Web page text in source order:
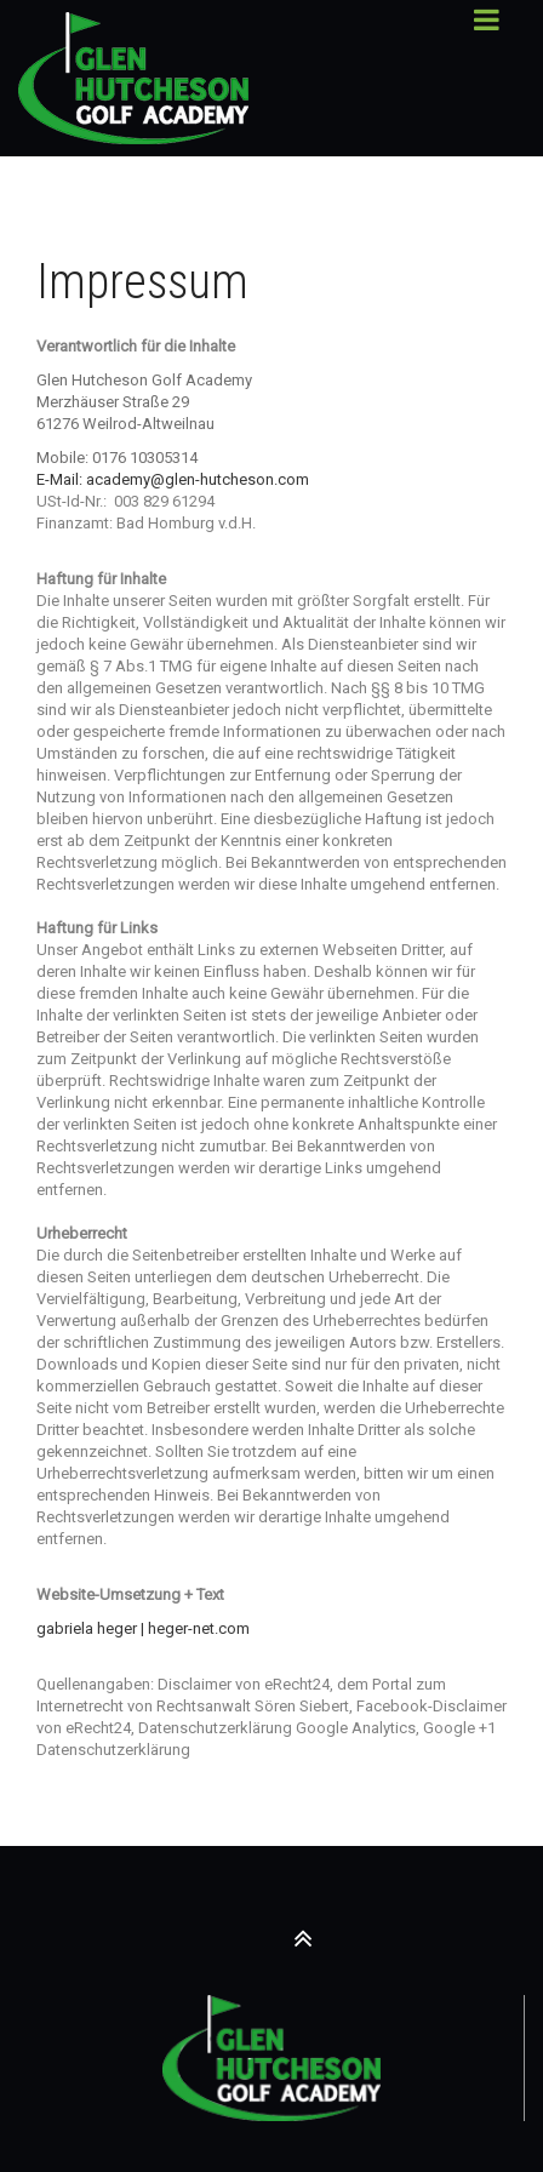
Impressum
Verantwortlich für die Inhalte
Glen Hutcheson Golf Academy
Merzhäuser Straße 29
61276 Weilrod-Altweilnau
Mobile: 0176 10305314
E-Mail: academy@glen-hutcheson.com
USt-Id-Nr.: 003 829 61294
Finanzamt: Bad Homburg v.d.H.
Haftung für Inhalte
Die Inhalte unserer Seiten wurden mit größter Sorgfalt erstellt. Für
die Richtigkeit, Vollständigkeit und Aktualität der Inhalte können wir
jedoch keine Gewähr übernehmen. Als Diensteanbieter sind wir
gemäß § 7 Abs.1 TMG für eigene Inhalte auf diesen Seiten nach
den allgemeinen Gesetzen verantwortlich. Nach §§ 8 bis 10 TMG
sind wir als Diensteanbieter jedoch nicht verpflichtet, übermittelte
oder gespeicherte fremde Informationen zu überwachen oder nach
Umständen zu forschen, die auf eine rechtswidrige Tätigkeit
hinweisen. Verpflichtungen zur Entfernung oder Sperrung der
Nutzung von Informationen nach den allgemeinen Gesetzen
bleiben hiervon unberührt. Eine diesbezügliche Haftung ist jedoch
erst ab dem Zeitpunkt der Kenntnis einer konkreten
Rechtsverletzung möglich. Bei Bekanntwerden von entsprechenden
Rechtsverletzungen werden wir diese Inhalte umgehend entfernen.
Haftung für Links
Unser Angebot enthält Links zu externen Webseiten Dritter, auf
deren Inhalte wir keinen Einfluss haben. Deshalb können wir für
diese fremden Inhalte auch keine Gewähr übernehmen. Für die
Inhalte der verlinkten Seiten ist stets der jeweilige Anbieter oder
Betreiber der Seiten verantwortlich. Die verlinkten Seiten wurden
zum Zeitpunkt der Verlinkung auf mögliche Rechtsverstöße
überprüft. Rechtswidrige Inhalte waren zum Zeitpunkt der
Verlinkung nicht erkennbar. Eine permanente inhaltliche Kontrolle
der verlinkten Seiten ist jedoch ohne konkrete Anhaltspunkte einer
Rechtsverletzung nicht zumutbar. Bei Bekanntwerden von
Rechtsverletzungen werden wir derartige Links umgehend
entfernen.
Urheberrecht
Die durch die Seitenbetreiber erstellten Inhalte und Werke auf
diesen Seiten unterliegen dem deutschen Urheberrecht. Die
Vervielfältigung, Bearbeitung, Verbreitung und jede Art der
Verwertung außerhalb der Grenzen des Urheberrechtes bedürfen
der schriftlichen Zustimmung des jeweiligen Autors bzw. Erstellers.
Downloads und Kopien dieser Seite sind nur für den privaten, nicht
kommerziellen Gebrauch gestattet. Soweit die Inhalte auf dieser
Seite nicht vom Betreiber erstellt wurden, werden die Urheberrechte
Dritter beachtet. Insbesondere werden Inhalte Dritter als solche
gekennzeichnet. Sollten Sie trotzdem auf eine
Urheberrechtsverletzung aufmerksam werden, bitten wir um einen
entsprechenden Hinweis. Bei Bekanntwerden von
Rechtsverletzungen werden wir derartige Inhalte umgehend
entfernen.
Website-Umsetzung + Text
gabriela heger | heger-net.com
Quellenangaben: Disclaimer von eRecht24, dem Portal zum
Internetrecht von Rechtsanwalt Sören Siebert, Facebook-Disclaimer
von eRecht24, Datenschutzerklärung Google Analytics, Google +1
Datenschutzerklärung